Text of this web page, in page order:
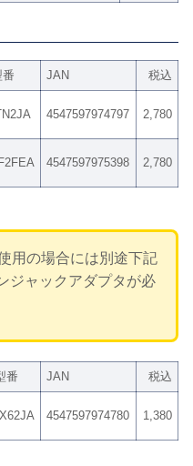
番 JAN 税込
4547597974797 2,780
4547597975398 2,780
用の場合には別途下記
ジャックアダプタが必
番 JAN 税込
4547597974780 1,380